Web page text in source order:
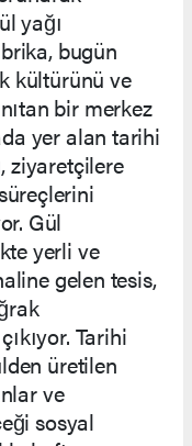
yağı
bugün
kültürünü ve
bir merkez
yer alan tarihi
ziyaretçilere
Gül
yerli ve
gelen tesis,
Tarihi
üretilen
ve
sosyal